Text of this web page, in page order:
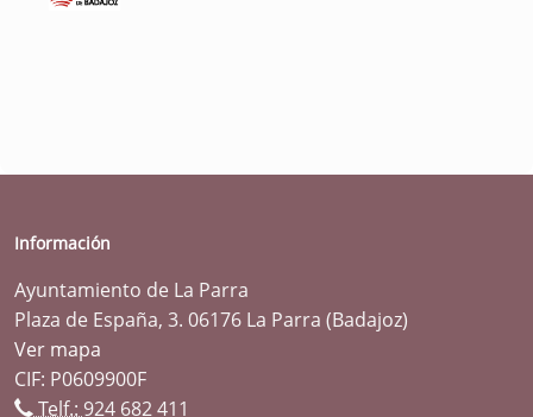
Información
Ayuntamiento de La Parra
Plaza de España, 3. 06176 La Parra (Badajoz)
Ver mapa
CIF: P0609900F
Telf.: 924 682 411